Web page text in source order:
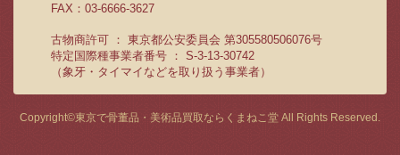
FAX：03-6666-3627
古物商許可 ： 東京都公安委員会 第305580506076号
特定国際種事業者番号 ： S-3-13-30742
（象牙・タイマイなどを取り扱う事業者）
Copyright©東京で骨董品・美術品買取ならくまねこ堂 All Rights Reserved.